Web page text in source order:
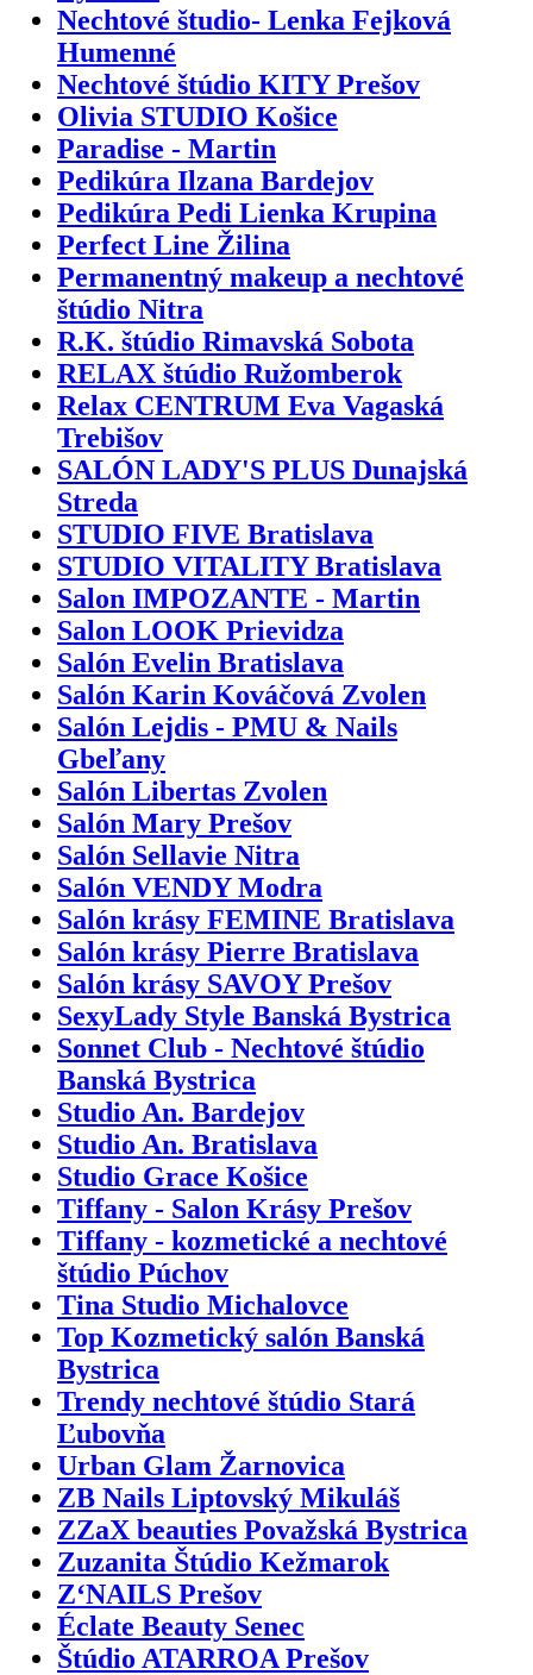
Nechtové študio- Lenka Fejková
Humenné
Nechtové štúdio KITY Prešov
Olivia STUDIO Košice
Paradise - Martin
Pedikúra Ilzana Bardejov
Pedikúra Pedi Lienka Krupina
Perfect Line Žilina
Permanentný makeup a nechtové
štúdio Nitra
R.K. štúdio Rimavská Sobota
RELAX štúdio Ružomberok
Relax CENTRUM Eva Vagaská
Trebišov
SALÓN LADY'S PLUS Dunajská
Streda
STUDIO FIVE Bratislava
STUDIO VITALITY Bratislava
Salon IMPOZANTE - Martin
Salon LOOK Prievidza
Salón Evelin Bratislava
Salón Karin Kováčová Zvolen
Salón Lejdis - PMU & Nails
Gbeľany
Salón Libertas Zvolen
Salón Mary Prešov
Salón Sellavie Nitra
Salón VENDY Modra
Salón krásy FEMINE Bratislava
Salón krásy Pierre Bratislava
Salón krásy SAVOY Prešov
SexyLady Style Banská Bystrica
Sonnet Club - Nechtové štúdio
Banská Bystrica
Studio An. Bardejov
Studio An. Bratislava
Studio Grace Košice
Tiffany - Salon Krásy Prešov
Tiffany - kozmetické a nechtové
štúdio Púchov
Tina Studio Michalovce
Top Kozmetický salón Banská
Bystrica
Trendy nechtové štúdio Stará
Ľubovňa
Urban Glam Žarnovica
ZB Nails Liptovský Mikuláš
ZZaX beauties Považská Bystrica
Zuzanita Štúdio Kežmarok
Z‘NAILS Prešov
Éclate Beauty Senec
Štúdio ATARROA Prešov